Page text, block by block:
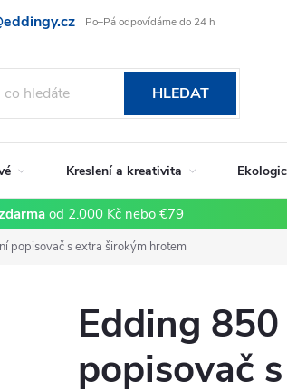
| Po–Pá odpovídáme do 24 h
Vrácení zboží a reklamace Obchodní podmínky
HLEDAT
Kreslení a kreativita
od 2.000 Kč nebo €79
popisovač s extra širokým hrotem
Edding
popisovač